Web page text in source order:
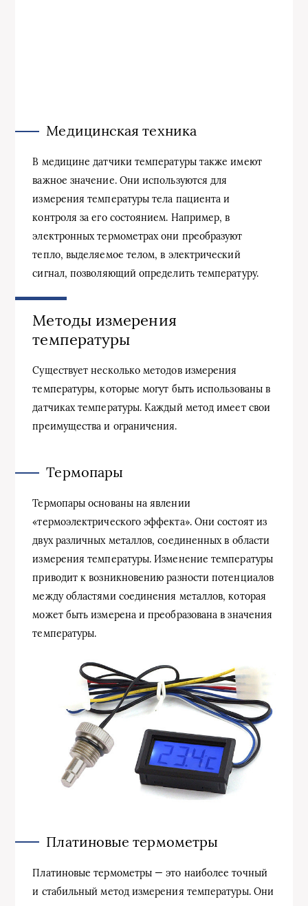
Медицинская техника
В медицине датчики температуры также имеют
важное значение. Они используются для
измерения температуры тела пациента и
контроля за его состоянием. Например, в
электронных термометрах они преобразуют
тепло, выделяемое телом, в электрический
сигнал, позволяющий определить температуру.
Методы измерения
температуры
Существует несколько методов измерения
температуры, которые могут быть использованы в
датчиках температуры. Каждый метод имеет свои
преимущества и ограничения.
Термопары
Термопары основаны на явлении
«термоэлектрического эффекта». Они состоят из
двух различных металлов, соединенных в области
измерения температуры. Изменение температуры
приводит к возникновению разности потенциалов
между областями соединения металлов, которая
может быть измерена и преобразована в значения
температуры.
Платиновые термометры
Платиновые термометры — это наиболее точный
и стабильный метод измерения температуры. Они